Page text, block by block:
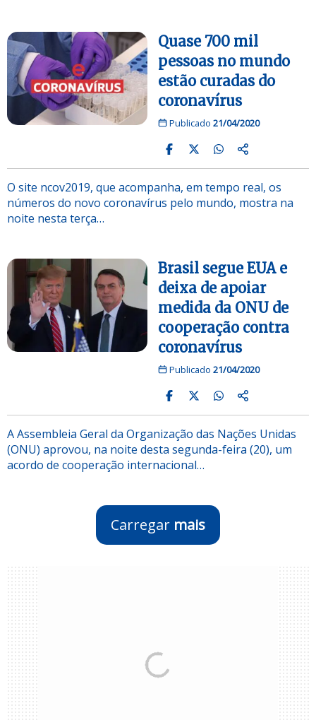
Quase 700 mil
pessoas no mundo
estão curadas do
coronavírus
Publicado 21/04/2020
O site ncov2019, que acompanha, em tempo real, os
números do novo coronavírus pelo mundo, mostra na
noite nesta terça…
Brasil segue EUA e
deixa de apoiar
medida da ONU de
cooperação contra
coronavírus
Publicado 21/04/2020
A Assembleia Geral da Organização das Nações Unidas
(ONU) aprovou, na noite desta segunda-feira (20), um
acordo de cooperação internacional…
Carregar mais